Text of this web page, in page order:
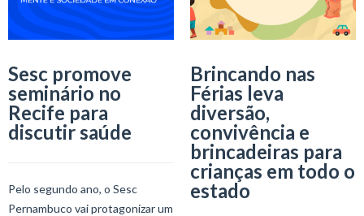
Sesc promove
seminário no
Recife para
discutir saúde
Pelo segundo ano, o Sesc
Pernambuco vai protagonizar um
Brincando nas
Férias leva
diversão,
convivência e
brincadeiras para
crianças em todo o
estado